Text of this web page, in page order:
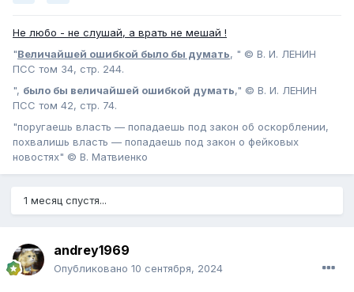
Не любо - не слушай, а врать не мешай !
"Величайшей ошибкой было бы думать, " © В. И. ЛЕНИН
ПСС том 34, стр. 244.
", было бы величайшей ошибкой думать," © В. И. ЛЕНИН
ПСС том 42, стр. 74.
"поругаешь власть — попадаешь под закон об оскорблении,
похвалишь власть — попадаешь под закон о фейковых
новостях" © В. Матвиенко
1 месяц спустя...
andrey1969
Опубликовано 10 сентября, 2024